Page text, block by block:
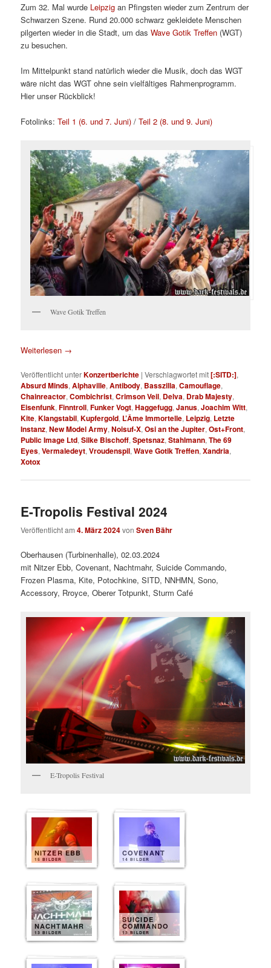
Zum 32. Mal wurde Leipzig an Pfingsten wieder zum Zentrum der
Schwarzen Szene. Rund 20.000 schwarz gekleidete Menschen
pilgerten wieder in die Stadt, um dasWave Gotik Treffen (WGT)
zu besuchen.
Im Mittelpunkt stand natürlich wieder die Musik, doch das WGT
wäre nicht das WGT ohne sein vielfältiges Rahmenprogramm.
Hier unser Rückblick!
Fotolinks:Teil 1 (6. und 7. Juni) /Teil 2 (8. und 9. Juni)
Wave Gotik Treffen
Weiterlesen →
Veröffentlicht unterKonzertberichte |Verschlagwortet mit[:SITD:],
Absurd Minds,Alphaville,Antibody, Basszilla,Camouflage,
Chainreactor,Combichrist,Crimson Veil, Delva, Drab Majesty,
Eisenfunk,Finntroll,Funker Vogt,Haggefugg,Janus,Joachim Witt,
Kite,Klangstabil,Kupfergold, L’Âme Immortelle, Leipzig, Letzte
Instanz,New Model Army,Noisuf-X,Osi an the Jupiter,Ost+Front,
Public Image Ltd,Silke Bischoff,Spetsnaz,Stahlmann,The 69
Eyes,Vermaledeyt,Vroudenspil,Wave Gotik Treffen,Xandria,
Xotox
E-Tropolis Festival 2024
Veröffentlicht am4. März 2024vonSven Bähr
Oberhausen (Turbinenhalle), 02.03.2024
mit Nitzer Ebb, Covenant, Nachtmahr, Suicide Commando,
Frozen Plasma, Kite, Potochkine, SITD, NNHMN, Sono,
Accessory, Rroyce, Oberer Totpunkt, Sturm Café
E-Tropolis Festival
NITZER EBB
15 BILDER
COVENANT
14 BILDER
NACHTMAHR
13 BILDER
SUICIDE
COMMANDO
13 BILDER